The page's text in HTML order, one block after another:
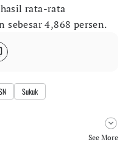
rata-rata
sebesar 4,868 persen.
Sukuk
See More